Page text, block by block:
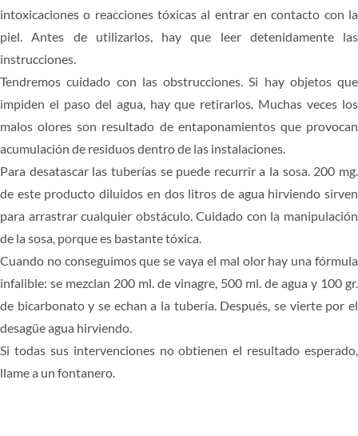
intoxicaciones o reacciones tóxicas al entrar en contacto con la
piel. Antes de utilizarlos, hay que leer detenidamente las
instrucciones.
Tendremos cuidado con las obstrucciones. Si hay objetos que
impiden el paso del agua, hay que retirarlos. Muchas veces los
malos olores son resultado de entaponamientos que provocan
acumulación de residuos dentro de las instalaciones.
Para desatascar las tuberías se puede recurrir a la sosa. 200 mg.
de este producto diluidos en dos litros de agua hirviendo sirven
para arrastrar cualquier obstáculo. Cuidado con la manipulación
de la sosa, porque es bastante tóxica.
Cuando no conseguimos que se vaya el mal olor hay una fórmula
infalible: se mezclan 200 ml. de vinagre, 500 ml. de agua y 100 gr.
de bicarbonato y se echan a la tubería. Después, se vierte por el
desagüe agua hirviendo.
Si todas sus intervenciones no obtienen el resultado esperado,
llame a un fontanero.